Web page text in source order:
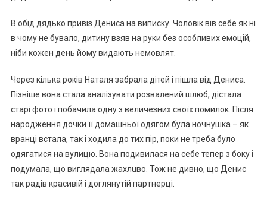
В обід дядько привіз Дениса на виписку. Чоловік вів себе як ні
в чому не бувало, дитинy взяв на руки без особливих емоцій,
ніби кожен день йому видають немовлят.
Через кілька років Наталя забрала дітей і пішла від Дениса.
Пізніше вона стала аналізувати розвалений шлюб, дістала
старі фото і побачила одну з величезних своїх помилок. Після
наpoдження дочки її домашньої одягом була ночнушка – як
вранці встала, так і ходила до тих пір, поки не треба було
одягатися на вулицю. Вона подивилася на себе тепер з боку і
подумала, що виглядала жaхлuво. Тож не дивно, що Денис
так радів красивій і доглянутій пapтнерці.